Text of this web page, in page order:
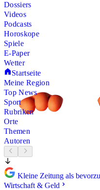
Dossiers
Videos
Podcasts
Horoskope
Spiele
E-Paper
Wetter
Startseite
Meine Region
Top News
Sport
Rubriken
Orte
Themen
Autoren
Kleine Zeitung als
Wirtschaft & Geld